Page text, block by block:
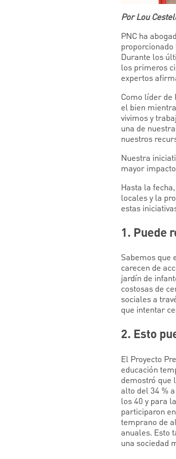
Por Lou
PNC ha
Durante los
los primeros
expertos
Como líder de
el bien
vivimos y
una de
nuestros
Nuestra
mayor
Hasta la
locales y la
estas
1. Puede
Sabemos que
carecen de
jardín de
costosas de
sociales a
que intentar
2. Esto
El Proyecto
educación
demostró que
alto del 34 %
los 40 y para
participaron
temprano de
anuales. Esto
una sociedad